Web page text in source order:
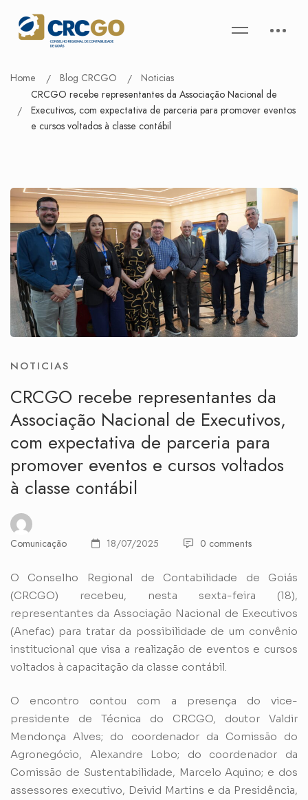
Home Blog CRCGO
Noticias
CRCGO recebe representantes da Associação Nacional de
Executivos, com expectativa de parceria para promover eventos
e cursos voltados à classe contábil
NOTICIAS
CRCGO recebe representantes da
Associação Nacional de Executivos,
com expectativa de parceria para
promover eventos e cursos voltados
à classe contábil
Comunicação 18/07/2025 0 comments
O Conselho Regional de Contabilidade de Goiás
(CRCGO) recebeu, nesta sexta-feira (18),
representantes da Associação Nacional de Executivos
(Anefac) para tratar da possibilidade de um convênio
institucional que visa a realização de eventos e cursos
voltados à capacitação da classe contábil.
O encontro contou com a presença do vice-
presidente de Técnica do CRCGO, doutor Valdir
Mendonça Alves; do coordenador da Comissão do
Agronegócio, Alexandre Lobo; do coordenador da
Comissão de Sustentabilidade, Marcelo Aquino; e dos
assessores executivo, Deivid Martins e da Presidência,